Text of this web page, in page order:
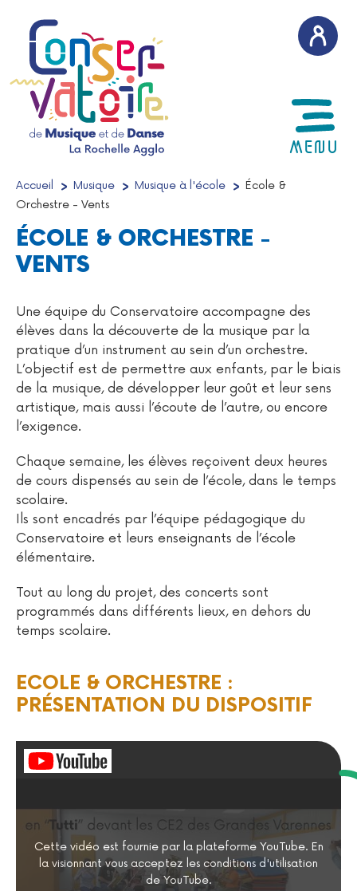
MENU
Accueil Musique Musique à l'école
École &
Orchestre - Vents
ÉCOLE & ORCHESTRE -
VENTS
Une équipe du Conservatoire accompagne des
élèves dans la découverte de la musique par la
pratique d’un instrument au sein d’un orchestre.
L’objectif est de permettre aux enfants, par le biais
de la musique, de développer leur goût et leur sens
artistique, mais aussi l’écoute de l’autre, ou encore
l’exigence.
Chaque semaine, les élèves reçoivent deux heures
de cours dispensés au sein de l’école, dans le temps
scolaire.
Ils sont encadrés par l’équipe pédagogique du
Conservatoire et leurs enseignants de l’école
élémentaire.
Tout au long du projet, des concerts sont
programmés dans différents lieux, en dehors du
temps scolaire.
ECOLE & ORCHESTRE :
PRÉSENTATION DU DISPOSITIF
Cette vidéo est fournie par la plateforme YouTube. En
la visionnant vous acceptez les conditions d'utilisation
de YouTube.